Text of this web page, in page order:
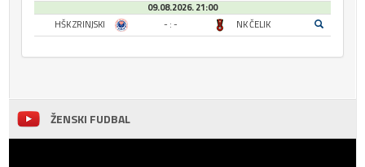
09.08.2026. 21:00
HŠK ZRINJSKI
- : - NK ČELIK
ŽENSKI FUDBAL